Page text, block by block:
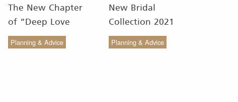
The New Chapter
of “Deep Love
Wedding Studio” :
รังสรรค์ผ้าทอของไทยให้
Planning & Advice
New Bridal
Collection 2021
from COCO CHIC
สวย เรียบง่าย สไตล์มินิ
Planning & Advice